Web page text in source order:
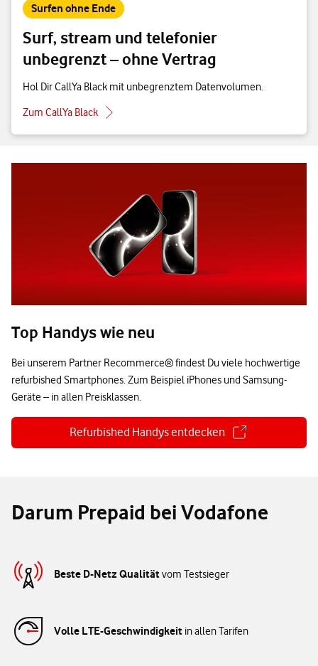
Surfen ohne Ende
Surf, stream und telefonier
unbegrenzt – ohne Vertrag
Hol Dir CallYa Black mit unbegrenztem Datenvolumen.
Zum CallYa Black
Top Handys wie neu
Bei unserem Partner Recommerce® findest Du viele hochwertige
refurbished Smartphones. Zum Beispiel iPhones und Samsung-
Geräte – in allen Preisklassen.
Refurbished Handys entdecken
Darum Prepaid bei Vodafone
Beste D-Netz Qualitätvom Testsieger
Volle LTE-Geschwindigkeit in allen Tarifen